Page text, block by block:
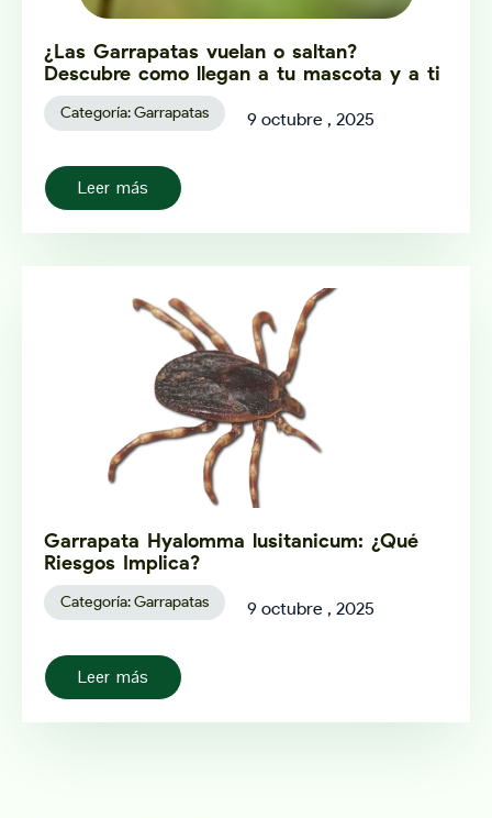
¿Las Garrapatas vuelan o saltan?
Descubre como llegan a tu mascota y a ti
Categoría:Garrapatas 9 octubre , 2025
Leer más
Garrapata Hyalomma lusitanicum: ¿Qué
Riesgos Implica?
Categoría:Garrapatas 9 octubre , 2025
Leer más